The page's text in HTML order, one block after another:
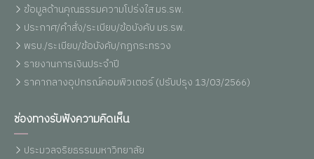
ข้อมูลด้านคุณธรรมความโปร่งใส มร.รพ.
ประกาศ/คำสั่ง/ระเบียบ/ข้อบังคับ มร.รพ.
พรบ./ระเบียบ/ข้อบังคับ/กฏกระทรวง
รายงานการเงินประจำปี
ราคากลางอุปกรณ์คอมพิวเตอร์ (ปรับปรุง 13/03/2566)
ช่องทางรับฟังความคิดเห็น
ประมวลจริยธรรมมหาวิทยาลัย